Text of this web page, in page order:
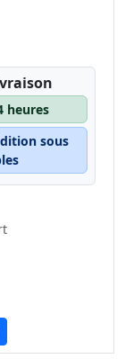
heures
sous